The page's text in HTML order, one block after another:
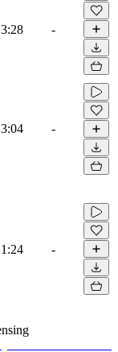
3:28 -
3:04 -
1:24 -